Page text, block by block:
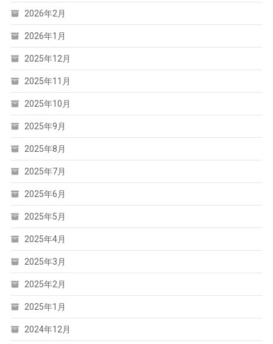
2026年2月
2026年1月
2025年12月
2025年11月
2025年10月
2025年9月
2025年8月
2025年7月
2025年6月
2025年5月
2025年4月
2025年3月
2025年2月
2025年1月
2024年12月